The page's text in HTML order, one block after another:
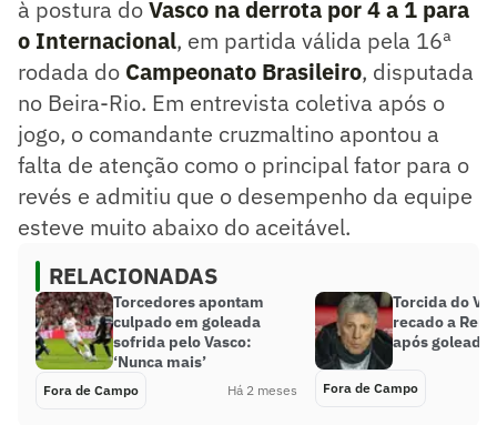
à postura doVasco na derrota por 4 a 1 para
o Internacional, em partida válida pela 16ª
rodada do Campeonato Brasileiro, disputada
no Beira-Rio. Em entrevista coletiva após o
jogo, o comandante cruzmaltino apontou a
falta de atenção como o principal fator para o
revés e admitiu que o desempenho da equipe
esteve muito abaixo do aceitável.
RELACIONADAS
Torcedores apontam
culpado em goleada
sofrida pelo Vasco:
‘Nunca mais’
Fora de Campo Há 2 meses
Torcida do
recado a
após goleada
Fora de Campo